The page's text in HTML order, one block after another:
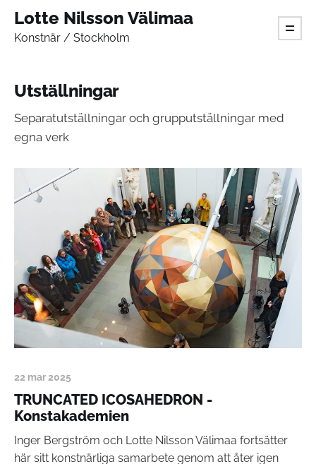
Lotte Nilsson Välimaa
Konstnär / Stockholm
Utställningar
Separatutställningar och grupputställningar med
egna verk
22 mar 2025
TRUNCATED ICOSAHEDRON -
Konstakademien
Inger Bergström och Lotte Nilsson Välimaa fortsätter
här sitt konstnärliga samarbete genom att åter igen